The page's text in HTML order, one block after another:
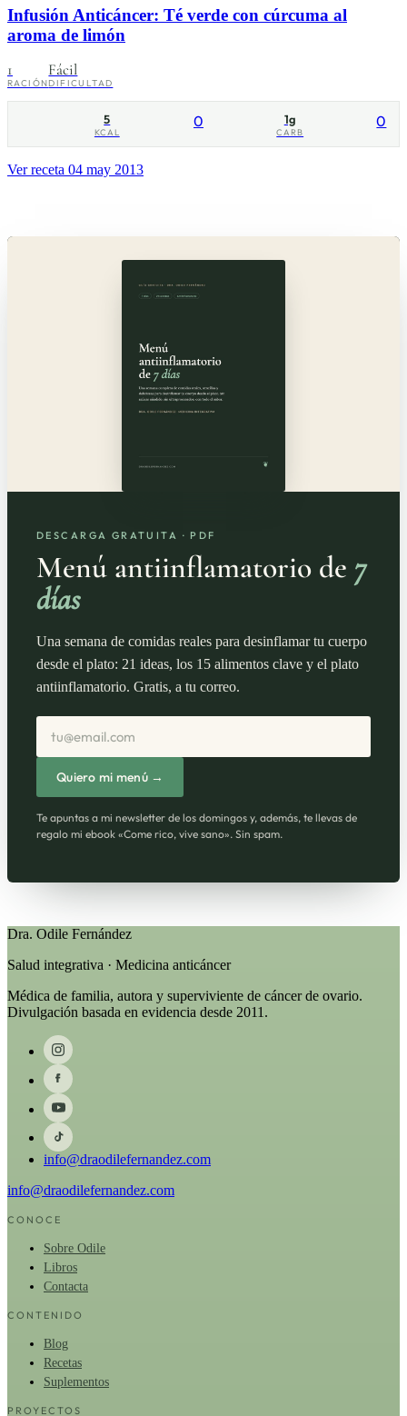
Infusión Anticáncer: Té verde con cúrcuma al
aroma de limón
1
RACIÓN
Fácil
DIFICULTAD
5
KCAL
0 1g
CARB
0
Ver receta 04 may 2013
DESCARGA GRATUITA · PDF
Menú antiinflamatorio de 7
días
Una semana de comidas reales para desinflamar tu cuerpo
desde el plato: 21 ideas, los 15 alimentos clave y el plato
antiinflamatorio. Gratis, a tu correo.
Correo electrónico
Quiero mi menú →
Te apuntas a mi newsletter de los domingos y, además, te llevas de
regalo mi ebook «Come rico, vive sano». Sin spam.
Dra. Odile Fernández
Salud integrativa · Medicina anticáncer
Médica de familia, autora y superviviente de cáncer de ovario.
Divulgación basada en evidencia desde 2011.
info@draodilefernandez.com
info@draodilefernandez.com
CONOCE
Sobre Odile
Libros
Contacta
CONTENIDO
Blog
Recetas
Suplementos
PROYECTOS